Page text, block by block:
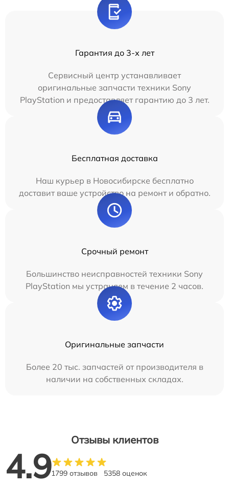
Гарантия до 3-х лет
Сервисный центр устанавливает
оригинальные запчасти техники Sony
PlayStation и предоставляет гарантию до 3 лет.
Бесплатная доставка
Наш курьер в Новосибирске бесплатно
доставит ваше устройство на ремонт и обратно.
Срочный ремонт
Большинство неисправностей техники Sony
PlayStation мы устраняем в течение 2 часов.
Оригинальные запчасти
Более 20 тыс. запчастей от производителя в
наличии на собственных складах.
Отзывы клиентов
4.91799 отзывов 5358 оценок